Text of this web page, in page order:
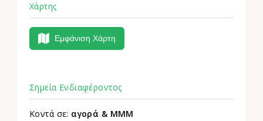
Χάρτης
Εμφάνιση Χάρτη
Σημεία Ενδιαφέροντος
Κοντά σε: αγορά & MMM